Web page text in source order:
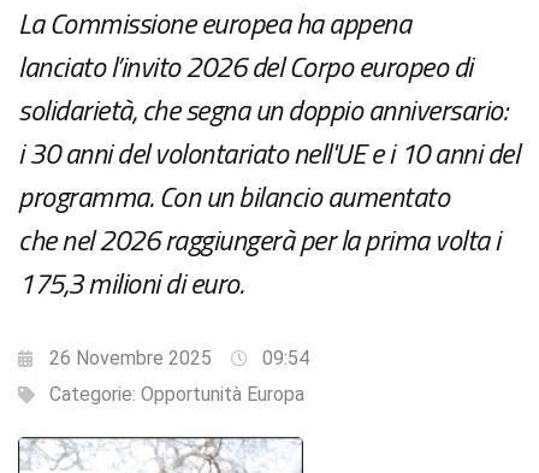
La Commissione europea ha appena
lanciato l’invito 2026 del Corpo europeo di
solidarietà, che segna un doppio anniversario:
i 30 anni del volontariato nell'UE e i 10 anni del
programma. Con un bilancio aumentato
che nel 2026 raggiungerà per la prima volta i
175,3 milioni di euro.
26 Novembre 2025
09:54
Categorie: Opportunità Europa